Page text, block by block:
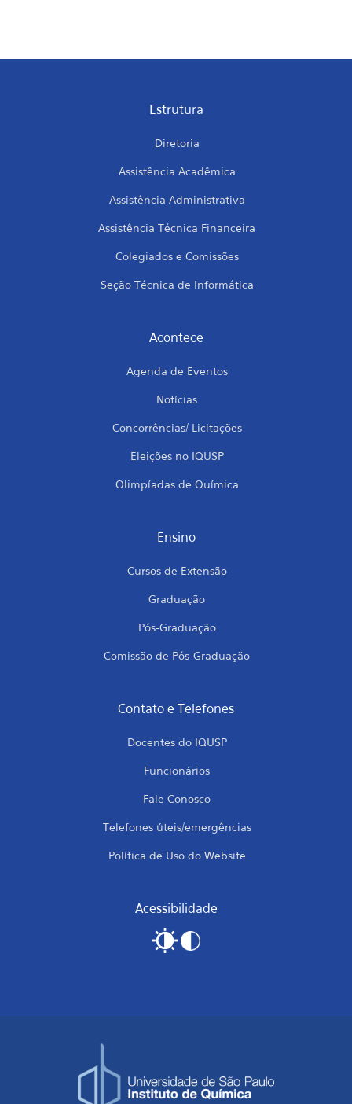
Estrutura
Diretoria
Assistência Acadêmica
Assistência Administrativa
Assistência Técnica Financeira
Colegiados e Comissões
Seção Técnica de Informática
Acontece
Agenda de Eventos
Notícias
Concorrências/ Licitações
Eleições no IQUSP
Olimpíadas de Química
Ensino
Cursos de Extensão
Graduação
Pós-Graduação
Comissão de Pós-Graduação
Contato e Telefones
Docentes do IQUSP
Funcionários
Fale Conosco
Telefones úteis/emergências
Política de Uso do Website
Acessibilidade